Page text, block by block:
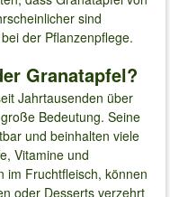
sind
der Pflanzenpflege.
Granatapfel?
Jahrtausenden über
Bedeutung. Seine
und beinhalten viele
Vitamine und
im Fruchtfleisch, können
oder Desserts verzehrt